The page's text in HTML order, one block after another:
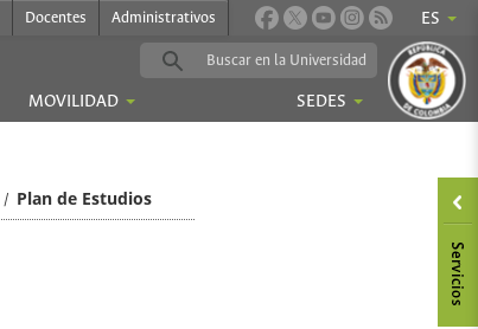
ES
Docentes Administrativos
MOVILIDAD SEDES
/ Plan de Estudios